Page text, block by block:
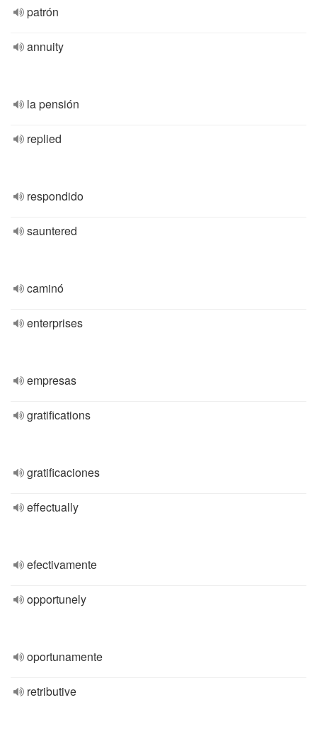
patrón
annuity
la pensión
replied
respondido
sauntered
caminó
enterprises
empresas
gratifications
gratificaciones
effectually
efectivamente
opportunely
oportunamente
retributive